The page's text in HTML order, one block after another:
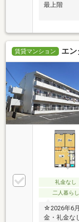
最上階
賃貸マンション エ
礼金なし
二人暮らし
☆2026年6
金・礼金な